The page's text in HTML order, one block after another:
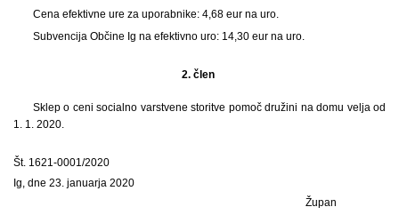
Cena efektivne ure za uporabnike: 4,68 eur na uro.
Subvencija Občine Ig na efektivno uro: 14,30 eur na uro.
2. člen
Sklep o ceni socialno varstvene storitve pomoč družini na domu velja od
1. 1. 2020.
Št. 1621-0001/2020
Ig, dne 23. januarja 2020
Župan